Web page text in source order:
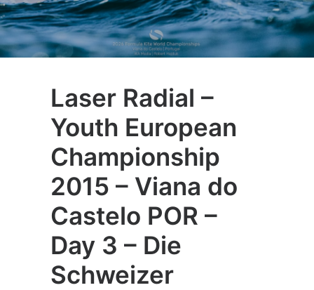
Laser Radial –
Youth European
Championship
2015 – Viana do
Castelo POR –
Day 3 – Die
Schweizer